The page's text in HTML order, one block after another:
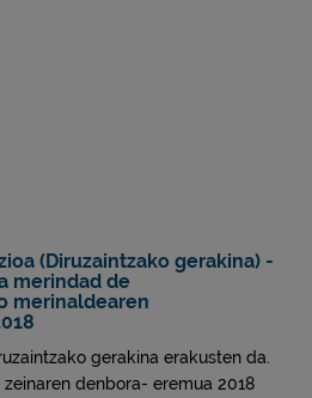
(Diruzaintzako gerakina) -
merindad de
merinaldearen
gerakina erakusten da.
denbora- eremua 2018